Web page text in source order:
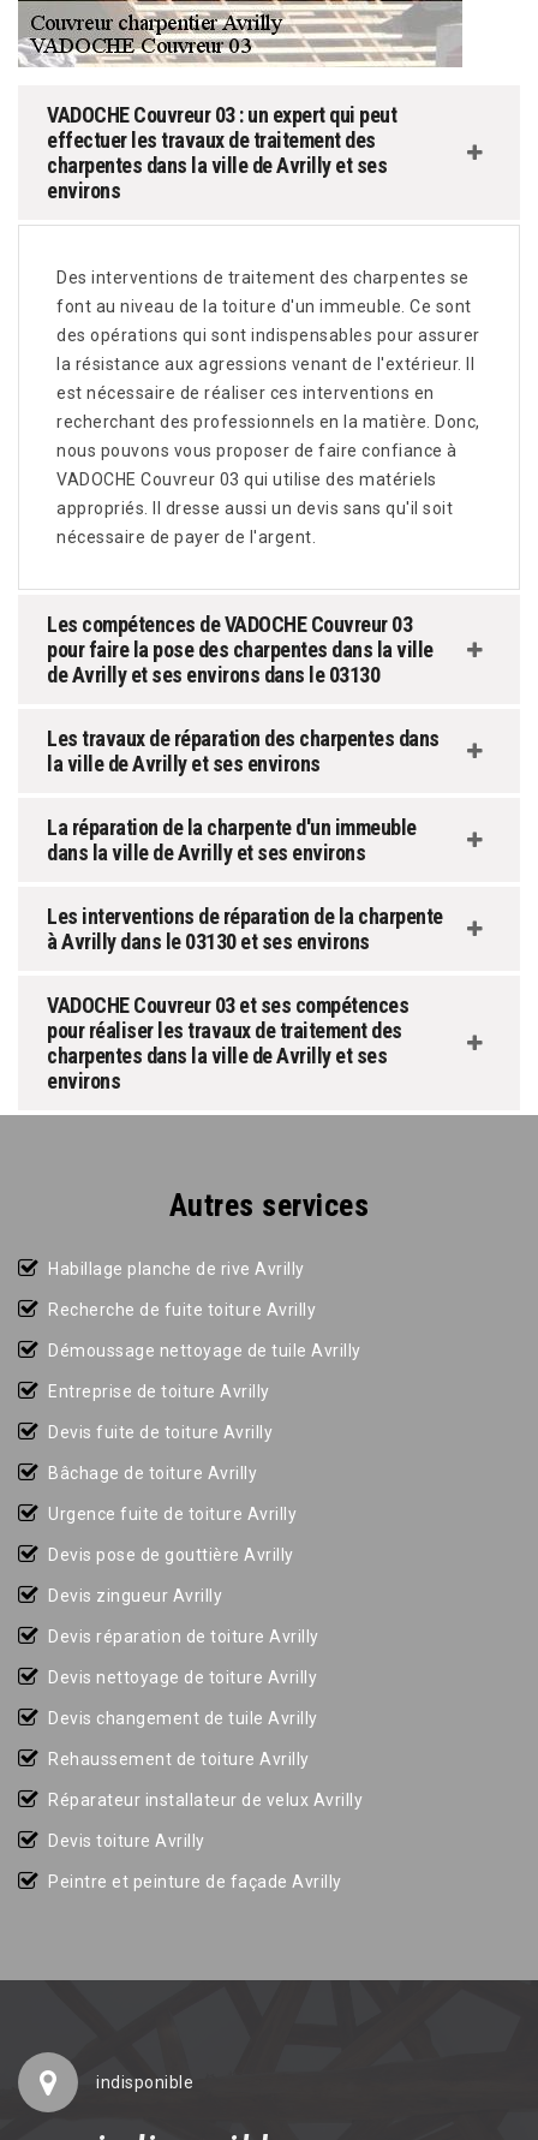
VADOCHE Couvreur 03 : un expert qui peut
effectuer les travaux de traitement des
charpentes dans la ville de Avrilly et ses
environs
Des interventions de traitement des charpentes se
font au niveau de la toiture d'un immeuble. Ce sont
des opérations qui sont indispensables pour assurer
la résistance aux agressions venant de l'extérieur. Il
est nécessaire de réaliser ces interventions en
recherchant des professionnels en la matière. Donc,
nous pouvons vous proposer de faire confiance à
VADOCHE Couvreur 03 qui utilise des matériels
appropriés. Il dresse aussi un devis sans qu'il soit
nécessaire de payer de l'argent.
Les compétences de VADOCHE Couvreur 03
pour faire la pose des charpentes dans la ville
de Avrilly et ses environs dans le 03130
Les travaux de réparation des charpentes dans
la ville de Avrilly et ses environs
La réparation de la charpente d'un immeuble
dans la ville de Avrilly et ses environs
Les interventions de réparation de la charpente
à Avrilly dans le 03130 et ses environs
VADOCHE Couvreur 03 et ses compétences
pour réaliser les travaux de traitement des
charpentes dans la ville de Avrilly et ses
environs
Autres services
Habillage planche de rive Avrilly
Recherche de fuite toiture Avrilly
Démoussage nettoyage de tuile Avrilly
Entreprise de toiture Avrilly
Devis fuite de toiture Avrilly
Bâchage de toiture Avrilly
Urgence fuite de toiture Avrilly
Devis pose de gouttière Avrilly
Devis zingueur Avrilly
Devis réparation de toiture Avrilly
Devis nettoyage de toiture Avrilly
Devis changement de tuile Avrilly
Rehaussement de toiture Avrilly
Réparateur installateur de velux Avrilly
Devis toiture Avrilly
Peintre et peinture de façade Avrilly
indisponible